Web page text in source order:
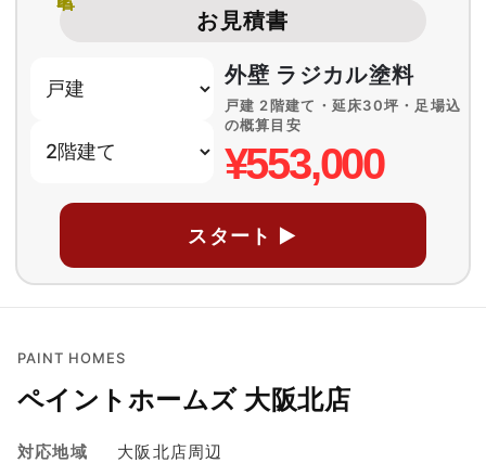
お見積書
外壁 ラジカル塗料
戸建 2階建て・延床30坪・足場込
の概算目安
¥553,000
スタート ▶
PAINT HOMES
ペイントホームズ 大阪北店
対応地域
大阪北店周辺